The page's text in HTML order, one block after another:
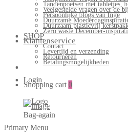
Tandenpoetsen met tabletjes,
Veelgestelde vragen over de
Persoonlijke blogs van Inge
Duurzame
Duurzaam plasticvrij
Zero waste December-
SHOP
Klantenservice
Contact
Levertijd en verzending
Retourneren
Betalingsmogelijkheden
Login
Shopping cart 0
Bag-again
Primary Menu